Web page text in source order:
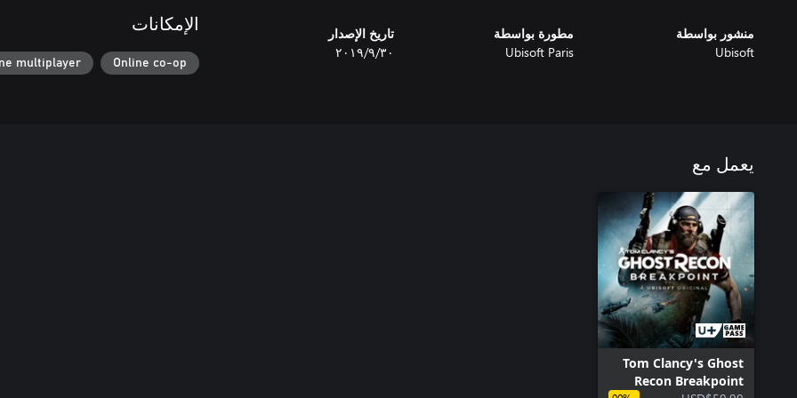
منشور بواسطة
Ubisoft
مطورة بواسطة
Ubisoft Paris
تاريخ الإصدار
٣٠‏/٩‏/٢٠١٩
الإمكانات
Online co-op
multiplayer
يعمل مع
Tom Clancy's Ghost
Recon Breakpoint